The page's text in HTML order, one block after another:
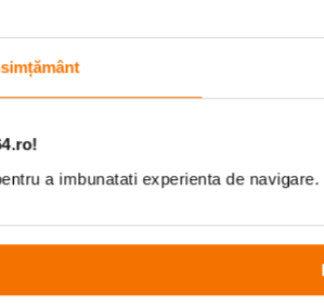
a imbunatati experienta de